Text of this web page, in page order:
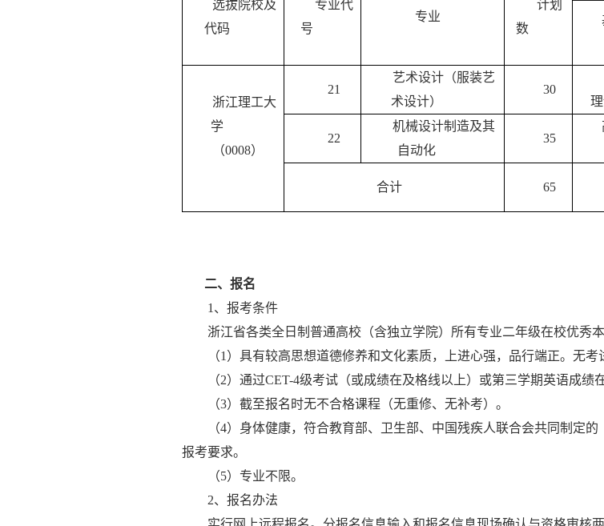
选拔院校及
代码
专业代
号
专业
计划
数
浙江理工大
学
（0008）
21
艺术设计（服装艺
术设计）
30
22
机械设计制造及其
自动化
35
合计 65
二、报名
1 、报考条件
浙江省各类全日制普通高校（含独立学院）所有专业二年级在校优秀
（1 ）具有较高思想道德修养和文化素质，上进心强，品行端正。无考
（2）通过CET-4级考试（或成绩在及格线以上）或第三学期英语成绩
（3）截至报名时无不合格课程（无重修、无补考）。
（4）身体健康，符合教育部、卫生部、中国残疾人联合会共同制定
报考要求。
（5）专业不限。
2、报名办法